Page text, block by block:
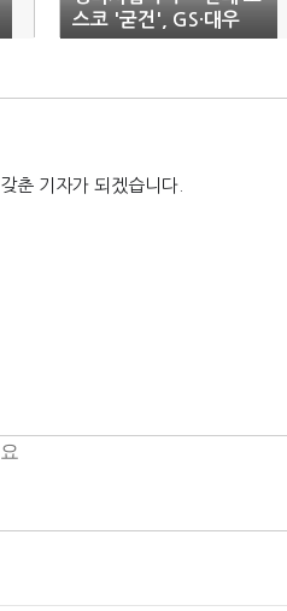
스코 '굳건', GS·대우
'주춤'
춘 기자가 되겠습니다.